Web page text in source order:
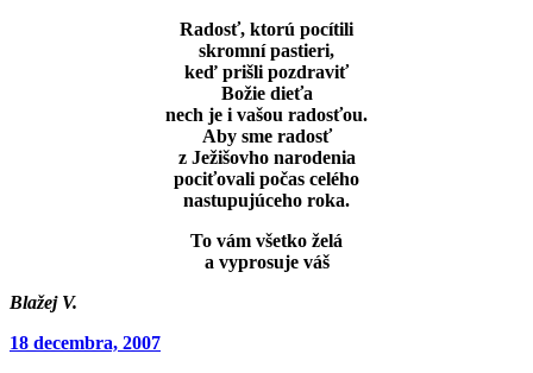
Radosť, ktorú pocítili
skromní pastieri,
keď prišli pozdraviť
Božie dieťa
nech je i vašou radosťou.
Aby sme radosť
z Ježišovho narodenia
pociťovali počas celého
nastupujúceho roka.
To vám všetko želá
a vyprosuje váš
Blažej V.
Publikované
18 decembra, 2007